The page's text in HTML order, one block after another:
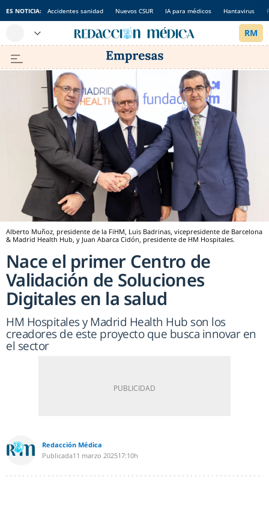
ES NOTICIA: Accidentes sanidad Nuevos CSUR IA para médicos Hantavirus
Alberto Muñoz, presidente de la FiHM, Luis Badrinas, vicepresidente de Barcelona
& Madrid Health Hub, y Juan Abarca Cidón, presidente de HM Hospitales.
Nace el primer Centro de
Validación de Soluciones
Digitales en la salud
HM Hospitales y Madrid Health Hub son los
creadores de este proyecto que busca innovar en
el sector
Redacción Médica
Publicada11 marzo 202517:10h